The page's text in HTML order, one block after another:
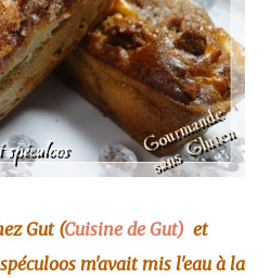
Gut (Cuisine de Gut) et
m'avait mis l'eau à la